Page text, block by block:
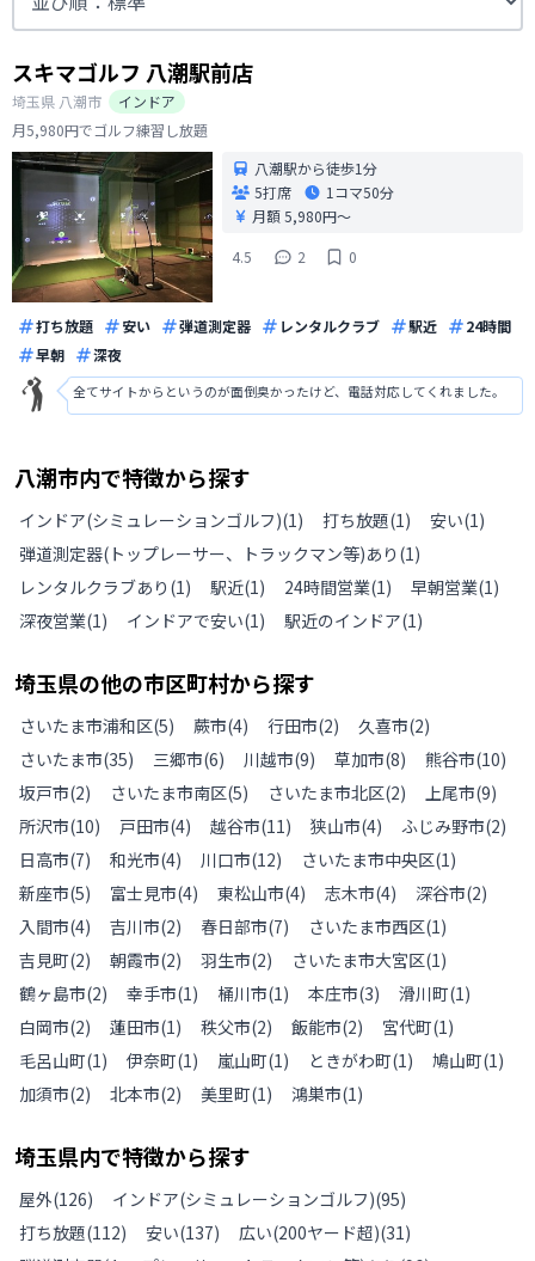
スキマゴルフ 八潮駅前店
埼玉県 八潮市
インドア
月5,980円でゴルフ練習し放題
八潮駅から徒歩1分
5打席
1コマ50分
月額 5,980円〜
4.5
2 0
打ち放題 安い 弾道測定器 レンタルクラブ 駅近
24時間
早朝
深夜
全てサイトからというのが面倒臭かったけど、電話対応してくれました。
八潮市内で特徴から探す
インドア(シミュレーションゴルフ)(1) 打ち放題(1) 安い(1)
弾道測定器(トップレーサー、トラックマン等)あり (1)
レンタルクラブあり (1) 駅近(1) 24時間営業(1) 早朝営業(1)
深夜営業(1) インドアで安い(1) 駅近のインドア(1)
埼玉県の他の市区町村から探す
さいたま市浦和区(5) 蕨市(4) 行田市(2) 久喜市(2)
さいたま市(35) 三郷市(6) 川越市(9) 草加市(8) 熊谷市(10)
坂戸市(2) さいたま市南区(5) さいたま市北区(2) 上尾市(9)
所沢市(10) 戸田市(4) 越谷市(11) 狭山市(4) ふじみ野市(2)
日高市(7) 和光市(4) 川口市(12) さいたま市中央区(1)
新座市(5) 富士見市(4) 東松山市(4) 志木市(4) 深谷市(2)
入間市(4) 吉川市(2) 春日部市(7) さいたま市西区(1)
吉見町(2) 朝霞市(2) 羽生市(2) さいたま市大宮区(1)
鶴ヶ島市(2) 幸手市(1) 桶川市(1) 本庄市(3) 滑川町(1)
白岡市(2) 蓮田市(1) 秩父市(2) 飯能市(2) 宮代町(1)
毛呂山町(1) 伊奈町(1) 嵐山町(1) ときがわ町(1) 鳩山町(1)
加須市(2) 北本市(2) 美里町(1) 鴻巣市(1)
埼玉県内で特徴から探す
屋外(126) インドア(シミュレーションゴルフ)(95)
打ち放題(112) 安い(137) 広い(200ヤード超)(31)